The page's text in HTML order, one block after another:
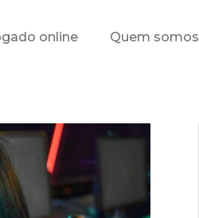
online Quem somos